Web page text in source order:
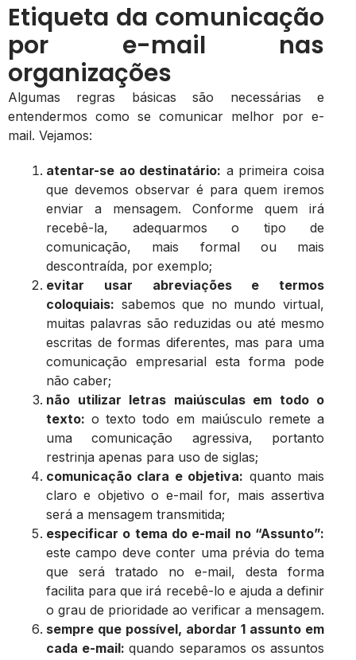
Etiqueta da comunicação
por e-mail nas
organizações
Algumas regras básicas são necessárias e
entendermos como se comunicar melhor por e-
mail. Vejamos:
atentar-se ao destinatário: a primeira coisa
que devemos observar é para quem iremos
enviar a mensagem. Conforme quem irá
recebê-la, adequarmos o tipo de
comunicação, mais formal ou mais
descontraída, por exemplo;
evitar usar abreviações e termos
coloquiais: sabemos que no mundo virtual,
muitas palavras são reduzidas ou até mesmo
escritas de formas diferentes, mas para uma
comunicação empresarial esta forma pode
não caber;
não utilizar letras maiúsculas em todo o
texto: o texto todo em maiúsculo remete a
uma comunicação agressiva, portanto
restrinja apenas para uso de siglas;
comunicação clara e objetiva: quanto mais
claro e objetivo o e-mail for, mais assertiva
será a mensagem transmitida;
especificar o tema do e-mail no “Assunto”:
este campo deve conter uma prévia do tema
que será tratado no e-mail, desta forma
facilita para que irá recebê-lo e ajuda a definir
o grau de prioridade ao verificar a mensagem.
sempre que possível, abordar 1 assunto em
cada e-mail:quando separamos os assuntos